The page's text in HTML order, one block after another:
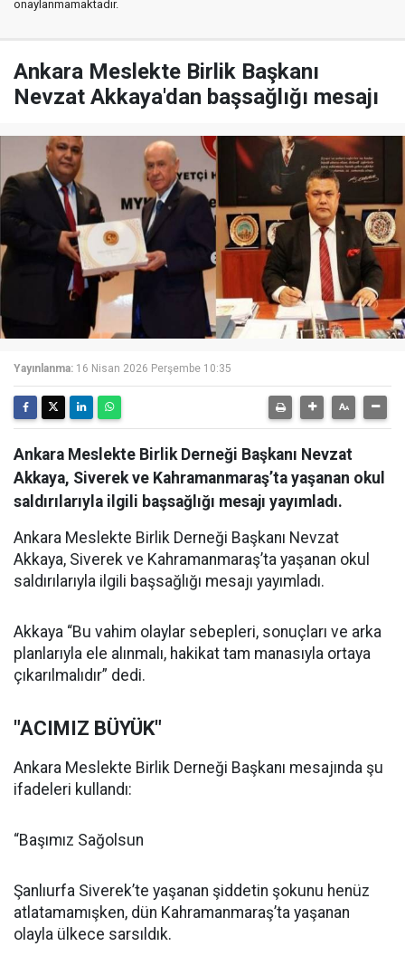
onaylanmamaktadır.
Ankara Meslekte Birlik Başkanı
Nevzat Akkaya'dan başsağlığı mesajı
Yayınlanma: 16 Nisan 2026 Perşembe 10:35
Ankara Meslekte Birlik Derneği Başkanı Nevzat
Akkaya, Siverek ve Kahramanmaraş’ta yaşanan okul
saldırılarıyla ilgili başsağlığı mesajı yayımladı.
Ankara Meslekte Birlik Derneği Başkanı Nevzat
Akkaya, Siverek ve Kahramanmaraş’ta yaşanan okul
saldırılarıyla ilgili başsağlığı mesajı yayımladı.
Akkaya “Bu vahim olaylar sebepleri, sonuçları ve arka
planlarıyla ele alınmalı, hakikat tam manasıyla ortaya
çıkarılmalıdır” dedi.
"ACIMIZ BÜYÜK"
Ankara Meslekte Birlik Derneği Başkanı mesajında şu
ifadeleri kullandı:
“Başımız Sağolsun
Şanlıurfa Siverek’te yaşanan şiddetin şokunu henüz
atlatamamışken, dün Kahramanmaraş’ta yaşanan
olayla ülkece sarsıldık.